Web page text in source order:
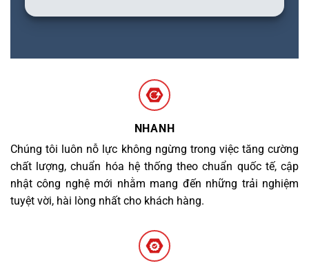
NHANH
Chúng tôi luôn nỗ lực không ngừng trong việc tăng cường
chất lượng, chuẩn hóa hệ thống theo chuẩn quốc tế, cập
nhật công nghệ mới nhằm mang đến những trải nghiệm
tuyệt vời, hài lòng nhất cho khách hàng.